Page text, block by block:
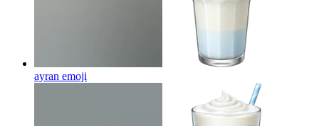
ayran emoji